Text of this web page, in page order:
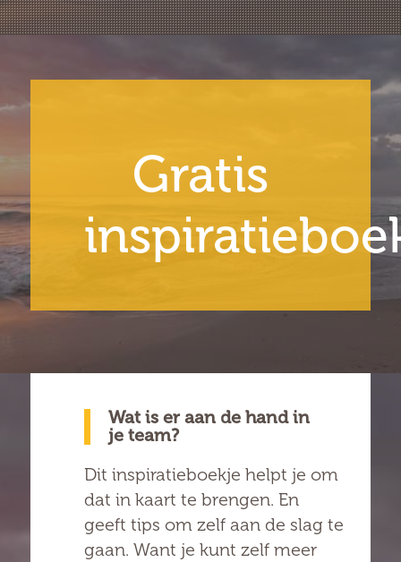
Gratis
Wat is er aan de hand in
je team?
Dit inspiratieboekje helpt je om
dat in kaart te brengen. En
geeft tips om zelf aan de slag te
gaan. Want je kunt zelf meer